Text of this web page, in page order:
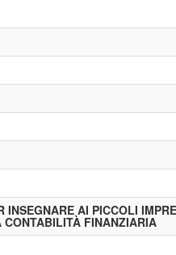
AI PICCOLI
CONTABILITÀ FINANZIARIA